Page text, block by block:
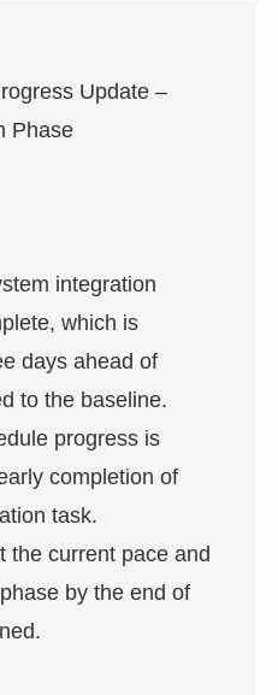
Update –
Phase
integration
which is
days ahead of
to the baseline.
progress is
completion of
task.
the current pace and
by the end of